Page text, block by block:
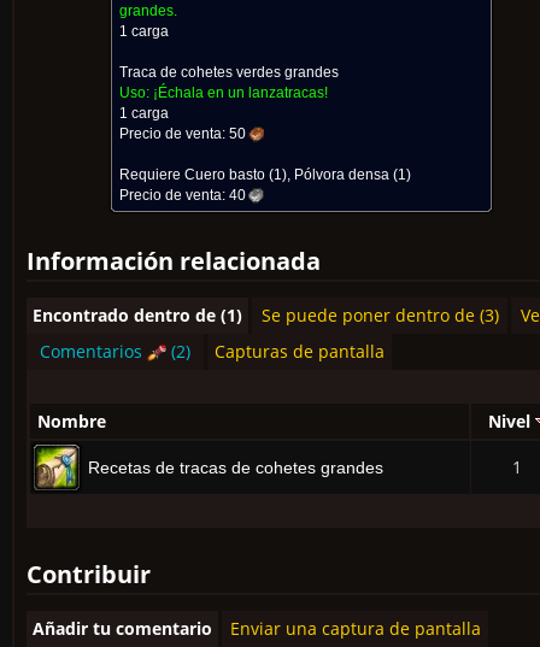
grandes.
1 carga
Traca de cohetes verdes grandes
Uso: ¡Échala en un lanzatracas!
1 carga
Precio de venta: 50
Requiere Cuero basto (1), Pólvora densa (1)
Precio de venta: 40
Información relacionada
Encontrado dentro de (1) Se puede poner dentro de (3)
Comentarios
(2) Capturas de pantalla
Nombre Nivel
Recetas de tracas de cohetes grandes 1
Contribuir
Añadir tu comentario
Enviar una captura de pantalla